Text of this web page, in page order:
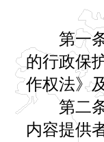
第一条
的行政保
作权法》
第二条
内容提供